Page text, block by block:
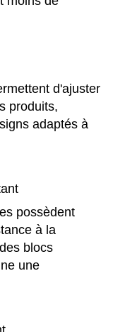
d'ajuster
produits,
adaptés à
possèdent
à la
blocs
une